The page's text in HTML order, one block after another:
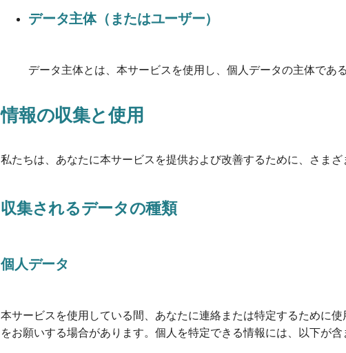
データ主体（またはユーザー）
データ主体とは、本サービスを使用し、個人データの主体であ
情報の収集と使用
私たちは、あなたに本サービスを提供および改善するために、さま
収集されるデータの種類
個人データ
本サービスを使用している間、あなたに連絡または特定するために
をお願いする場合があります。個人を特定できる情報には、以下が含